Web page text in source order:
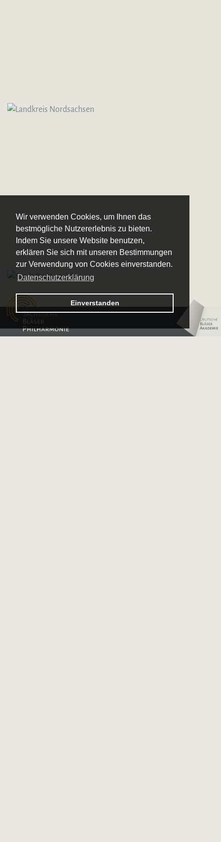
Wir verwenden Cookies, um Ihnen das
bestmögliche Nutzererlebnis zu bieten.
Indem Sie unsere Website benutzen,
erklären Sie sich mit unseren Bestimmungen
zur Verwendung von Cookies einverstanden.
Datenschutzerklärung
Einverstanden
Logo – Sächsische Bläserphilharmonie
Logo – Deutsche